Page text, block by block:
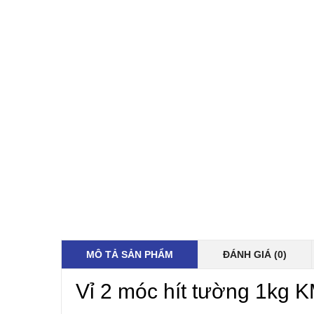
MÔ TẢ SẢN PHẨM ĐÁNH GIÁ (0)
Vỉ 2 móc hít tường 1kg